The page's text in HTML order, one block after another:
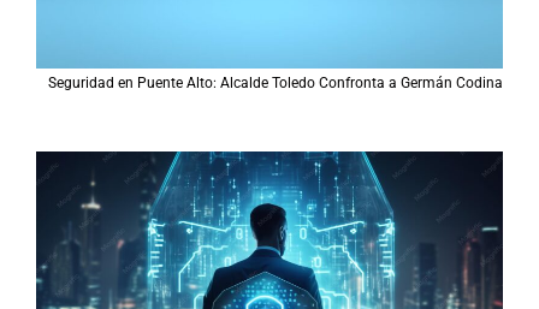
Seguridad en Puente Alto: Alcalde Toledo Confronta a Germán Codina